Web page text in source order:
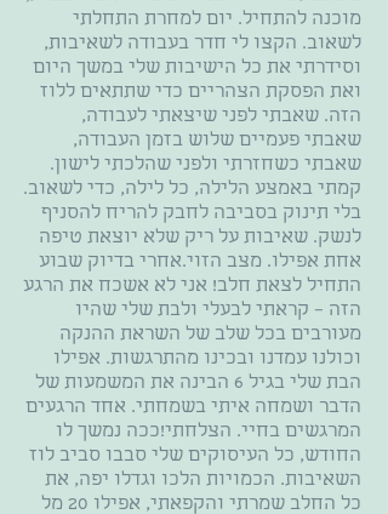
מוכנה להתחיל. יום למחרת התחלתי
לשאוב. הקצו לי חדר בעבודה לשאיבות,
וסידרתי את כל הישיבות שלי במשך היום
ואת הפסקת הצהריים כדי שתתאים ללוז
הזה. שאבתי לפני שיצאתי לעבודה,
שאבתי פעמיים שלוש בזמן העבודה,
שאבתי כשחזרתי ולפני שהלכתי לישון.
קמתי באמצע הלילה, כל לילה, כדי לשאוב.
בלי תינוק בסביבה לחבק להריח להסניף
לנשק. שאיבות על ריק שלא יוצאת טיפה
אחת אפילו. מצב הזוי.אחרי בדיוק שבוע
התחיל לצאת חלב! אני לא אשכח את הרגע
הזה – קראתי לבעלי ולבת שלי שהיו
מעורבים בכל שלב של השראת ההנקה
וכולנו עמדנו ובכינו מהתרגשות. אפילו
הבת שלי בגיל 6 הבינה את המשמעות של
הדבר ושמחה איתי בשמחתי. אחד הרגעים
המרגשים בחיי. הצלחתי!ככה נמשך לו
החודש, כל העיסוקים שלי סבבו סביב לוז
השאיבות. הכמויות הלכו וגדלו יפה, את
כל החלב שמרתי והקפאתי, אפילו 20 מל